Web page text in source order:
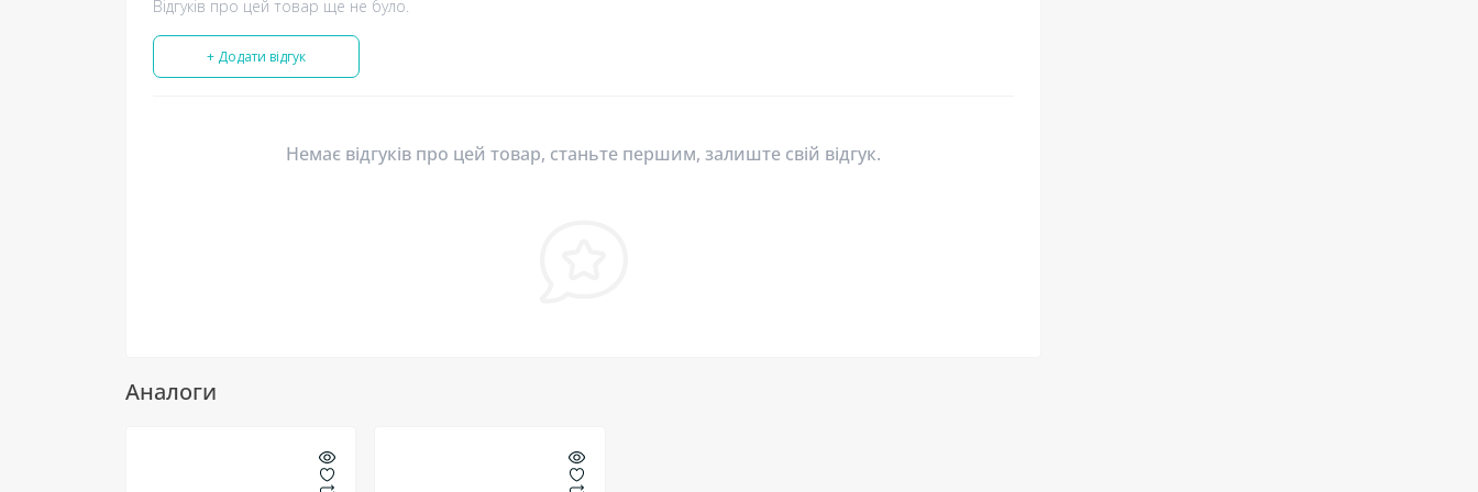
Відгуків про цей товар ще не було.
+ Додати відгук
Немає відгуків про цей товар, станьте першим, залиште свій відгук.
Аналоги